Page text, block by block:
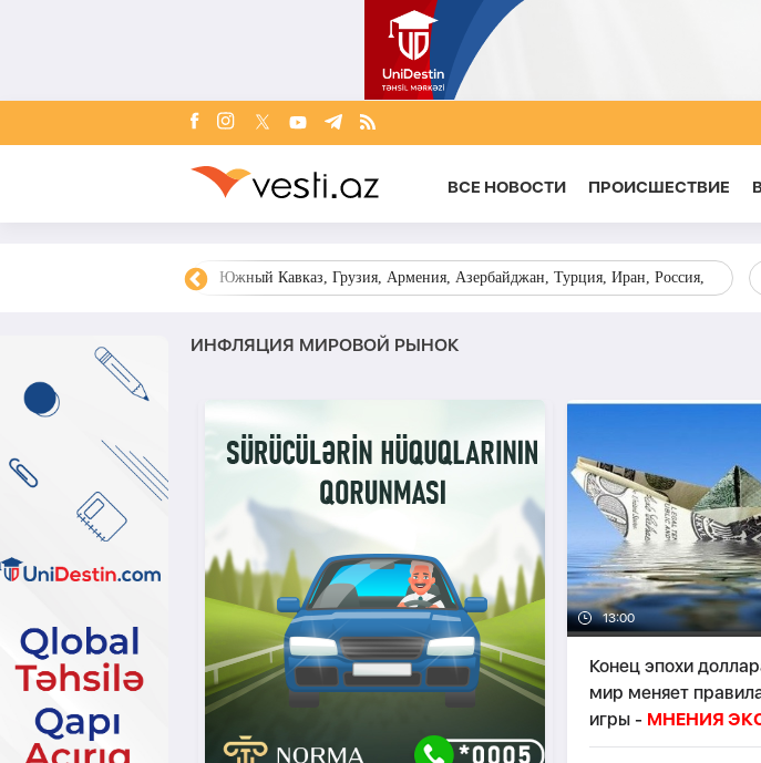
ВСЕ НОВОСТИ ПРОИСШЕСТВИЕ
Южный Кавказ, Грузия, Армения, Азербайджан, Турция, Иран, Россия,
ИНФЛЯЦИЯ МИРОВОЙ РЫНОК
13:00
Конец эпохи
мир меняет
игры - МНЕНИЯ